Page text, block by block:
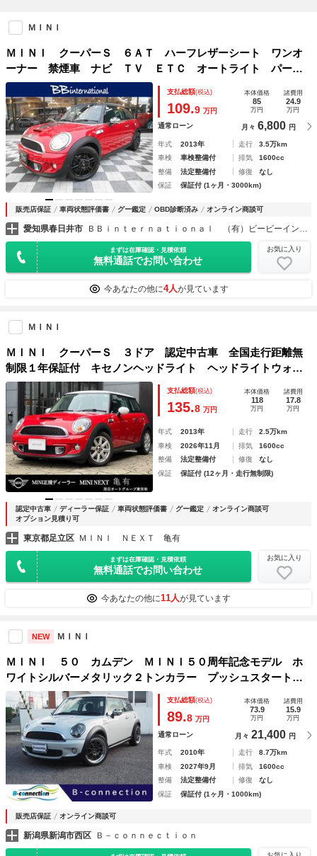
ＭＩＮＩ
ＭＩＮＩ クーパーＳ ６ＡＴ ハーフレザーシート ワンオ
ーナー 禁煙車 ナビ ＴＶ ＥＴＣ オートライト パーキ
ングセンサー コンフォートアクセス 純正１６ＡＷ ＢＪミ
ラー サテライトグレーライン クロームライン内外装 スポ
ーツストライプ チリレッドボディ スペアキー有
支払総額(税込)
109.9 万円
本体価格
85
万円
諸費用
24.9
万円
通常ローン 月々 6,800 円
年式 2013年 走行
3.5万km
車検
車検整備付 排気
1600cc
整備
法定整備付 修復
なし
保証
保証付 (1ヶ月・3000km)
販売店保証 車両状態評価書 グー鑑定 OBD診断済み オンライン商談可
愛知県春日井市 ＢＢｉｎｔｅｒｎａｔｉｏｎａｌ （有）ビービーインターナショナル
まずは在庫確認・見積依頼
無料通話でお問い合わせ
お気に入り
今あなたの他に4人が見ています
ＭＩＮＩ
ＭＩＮＩ クーパーＳ ３ドア 認定中古車 全国走行距離無
制限１年保証付 キセノンヘッドライト ヘッドライトウォッ
シャー パドル付スポーツステアリング クロムラインエク
ステリア ＥＴＣ １６インチリブ・スポークＡＷ
支払総額(税込)
135.8 万円
本体価格
118
万円
諸費用
17.8
万円
年式 2013年 走行
2.5万km
車検
2026年11月 排気
1600cc
整備
法定整備付 修復
なし
保証
保証付 (12ヶ月・走行無制限)
認定中古車 ディーラー保証 車両状態評価書 グー鑑定
オンライン商談可
オプション見積り可
東京都足立区 ＭＩＮＩ ＮＥＸＴ 亀有
まずは在庫確認・見積依頼
無料通話でお問い合わせ
お気に入り
今あなたの他に11人が見ています
NEW ＭＩＮＩ
ＭＩＮＩ ５０ カムデン ＭＩＮＩ５０周年記念モデル ホ
ワイトシルバーメタリック２トンカラー プッシュスタート
ナビ 社外１７インチアルミホイール 純正オーディオ フォ
グランプ ＥＴＣ オートエアコン 電格ミラー フロアマッ
ト
支払総額(税込)
89.8 万円
本体価格
73.9
万円
諸費用
15.9
万円
通常ローン 月々 21,400 円
年式 2010年 走行
8.7万km
車検
2027年9月 排気
1600cc
整備
法定整備付 修復
なし
保証
保証付 (1ヶ月・1000km)
販売店保証 オンライン商談可
新潟県新潟市西区 Ｂ－ｃｏｎｎｅｃｔｉｏｎ